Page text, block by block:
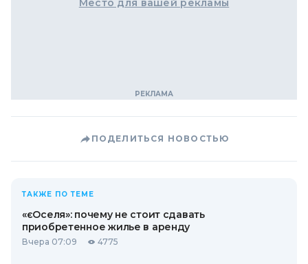
Место для вашей рекламы
ПОДЕЛИТЬСЯ НОВОСТЬЮ
ТАКЖЕ ПО ТЕМЕ
«єОселя»: почему не стоит сдавать
приобретенное жилье в аренду
Вчера 07:09 4775